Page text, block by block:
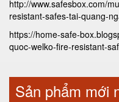
http://www.safesbox.com/
resistant-safes-tai-quang-
https://home-safe-
quoc-welko-fire-resistant-
Sản phẩm mới